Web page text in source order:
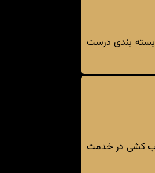
بسته بندی درست
کشی در خدمت